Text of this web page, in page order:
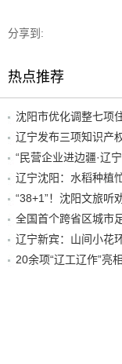
分享到:
热点推荐
沈阳市优化调整七项
辽宁发布三项知识产
“民营企业进边疆·辽
辽宁沈阳：水稻种植
辽宁新宾：山间小花
20余项“辽工辽作”亮